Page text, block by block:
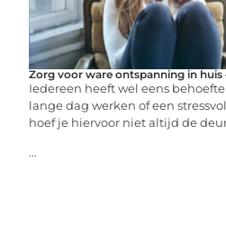
Zorg voor ware ontspanning in huis
Iedereen heeft wel eens
lange dag werken of een
hoef je hiervoor niet altijd de
...